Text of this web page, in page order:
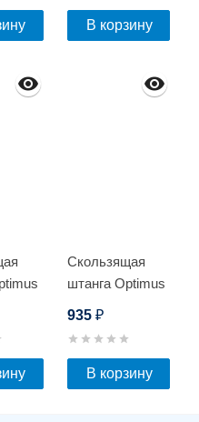
В корзину
Скользящая
штанга Optimus
935 ₽
В корзину